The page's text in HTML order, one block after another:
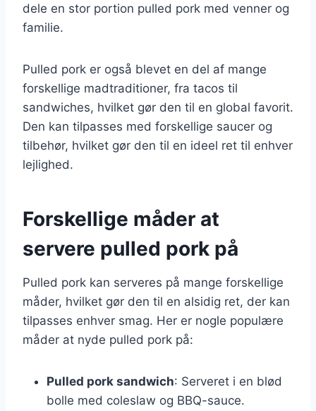
dele en stor portion pulled pork med venner og
familie.
Pulled pork er også blevet en del af mange
forskellige madtraditioner, fra tacos til
sandwiches, hvilket gør den til en global favorit.
Den kan tilpasses med forskellige saucer og
tilbehør, hvilket gør den til en ideel ret til enhver
lejlighed.
Forskellige måder at
servere pulled pork på
Pulled pork kan serveres på mange forskellige
måder, hvilket gør den til en alsidig ret, der kan
tilpasses enhver smag. Her er nogle populære
måder at nyde pulled pork på:
Pulled pork sandwich: Serveret i en blød
bolle med coleslaw og BBQ-sauce.